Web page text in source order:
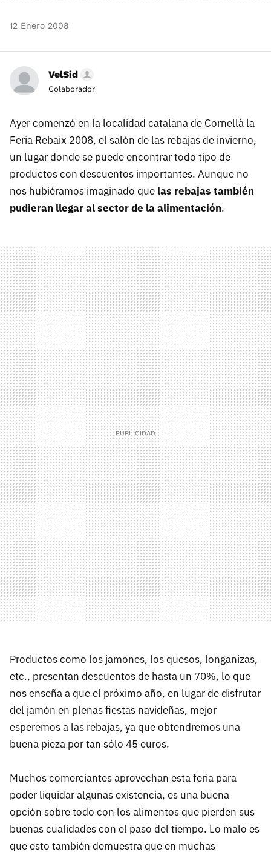
12 Enero 2008
VelSid
Colaborador
Ayer comenzó en la localidad catalana de Cornellà la
Feria Rebaix 2008, el salón de las rebajas de invierno,
un lugar donde se puede encontrar todo tipo de
productos con descuentos importantes. Aunque no
nos hubiéramos imaginado que las rebajas también
pudieran llegar al sector de la alimentación.
Productos como los jamones, los quesos, longanizas,
etc., presentan descuentos de hasta un 70%, lo que
nos enseña a que el próximo año, en lugar de disfrutar
del jamón en plenas fiestas navideñas, mejor
esperemos a las rebajas, ya que obtendremos una
buena pieza por tan sólo 45 euros.
Muchos comerciantes aprovechan esta feria para
poder liquidar algunas existencia, es una buena
opción sobre todo con los alimentos que pierden sus
buenas cualidades con el paso del tiempo. Lo malo es
que esto también demuestra que en muchas